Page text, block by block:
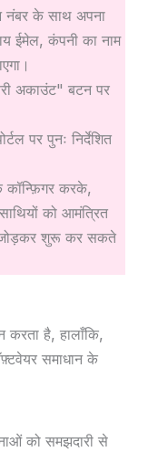
नंबर के साथ अपना
ईमेल, कंपनी का नाम
अकाउंट" बटन पर
पर पुनः निर्देशित
कॉन्फ़िगर करके,
को आमंत्रित
जोड़कर शुरू कर सकते
करता है, हालाँकि,
समाधान के
को समझदारी से